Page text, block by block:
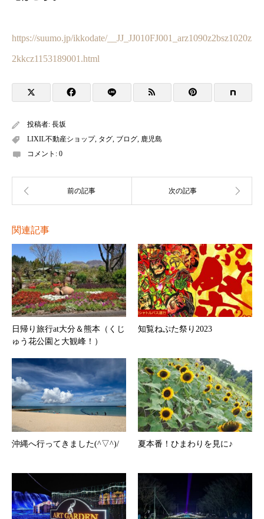
https://suumo.jp/ikkodate/__JJ_JJ010FJ001_arz1090z2bsz1020z
2kkcz1153189001.html
投稿者: 長坂
LIXIL不動産ショップ, タグ ブログ 鹿児島
コメント: 0
関連記事
日帰り旅行at大分＆熊本（くじ
ゅう花公園と大観峰！）
知覧ねぷた祭り2023
沖縄へ行ってきました(^▽^)/ 夏本番！ひまわりを見に♪